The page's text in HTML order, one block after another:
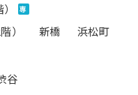
専
） 新橋 浜松町
谷